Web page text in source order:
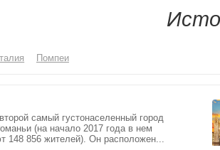
Помпеи
самый густонаселенный город
(на начало 2017 года в нем
148 856 жителей). Он расположен...